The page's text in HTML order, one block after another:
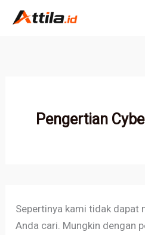
Lewati
Pengertian
Sepertinya kami tidak dapat
Anda cari. Mungkin dengan
untuk: